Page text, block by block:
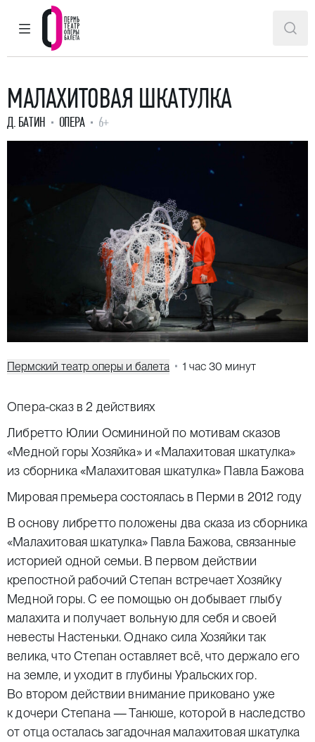
ГЛАВНОЕ МЕНЮ
Пермский театр оперы и балета
МАЛАХИТОВАЯ ШКАТУЛКА
Д. БАТИН ОПЕРА 6+
Пермский театр оперы и балета 1 час 30 минут
Опера-сказ в 2 действиях
Либретто Юлии Осмининой по мотивам сказов
«Медной горы Хозяйка» и «Малахитовая шкатулка»
из сборника «Малахитовая шкатулка» Павла Бажова
Мировая премьера состоялась в Перми в 2012 году
В основу либретто положены два сказа из сборника
«Малахитовая шкатулка» Павла Бажова, связанные
историей одной семьи. В первом действии
крепостной рабочий Степан встречает Хозяйку
Медной горы. С ее помощью он добывает глыбу
малахита и получает вольную для себя и своей
невесты Настеньки. Однако сила Хозяйки так
велика, что Степан оставляет всё, что держало его
на земле, и уходит в глубины Уральских гор.
Во втором действии внимание приковано уже
к дочери Степана — Танюше, которой в наследство
от отца осталась загадочная малахитовая шкатулка